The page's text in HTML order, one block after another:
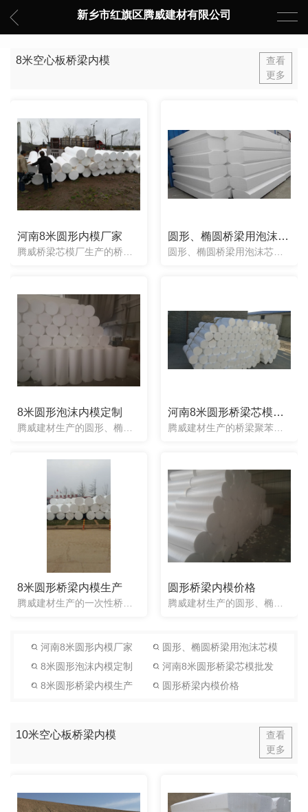
新乡市红旗区腾威建材有限公司
8米空心板桥梁内模
查看
更多
河南8米圆形内模厂家 圆形、椭圆桥梁用泡沫芯模
8米圆形泡沫内模定制 河南8米圆形桥梁芯模批发
8米圆形桥梁内模生产
腾威建材生产的一次性桥梁内模整体为实心，不会出现内模变形上浮的情况，使用起来也是简单方便，任何工人都可以操作，只需要放入即可，也不用取出。很适合赶工期的制梁厂，因为产品可以多片梁同时预制，并且两边的梁...
圆形桥梁内模价格
腾威建材生产的圆形、椭圆形内模，使用起来操作简单。一次性泡沫内模只需要从钢筋笼上方直接放入即可，紧接着绑上面钢筋、压杠。节省了使用气囊内模涂抹脱模剂、 充气、监测气压、 拆模、内模清理、检查漏气等繁琐...
河南8米圆形内模厂家
圆形、椭圆桥梁用泡沫芯模
8米圆形泡沫内模定制
河南8米圆形桥梁芯模批发
8米圆形桥梁内模生产
圆形桥梁内模价格
10米空心板桥梁内模
查看
更多